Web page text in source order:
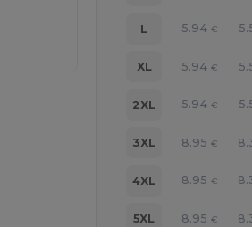
L 5.94 €
XL 5.94 €
2XL 5.94 €
3XL 8.95 €
4XL 8.95 €
5XL 8.95 €